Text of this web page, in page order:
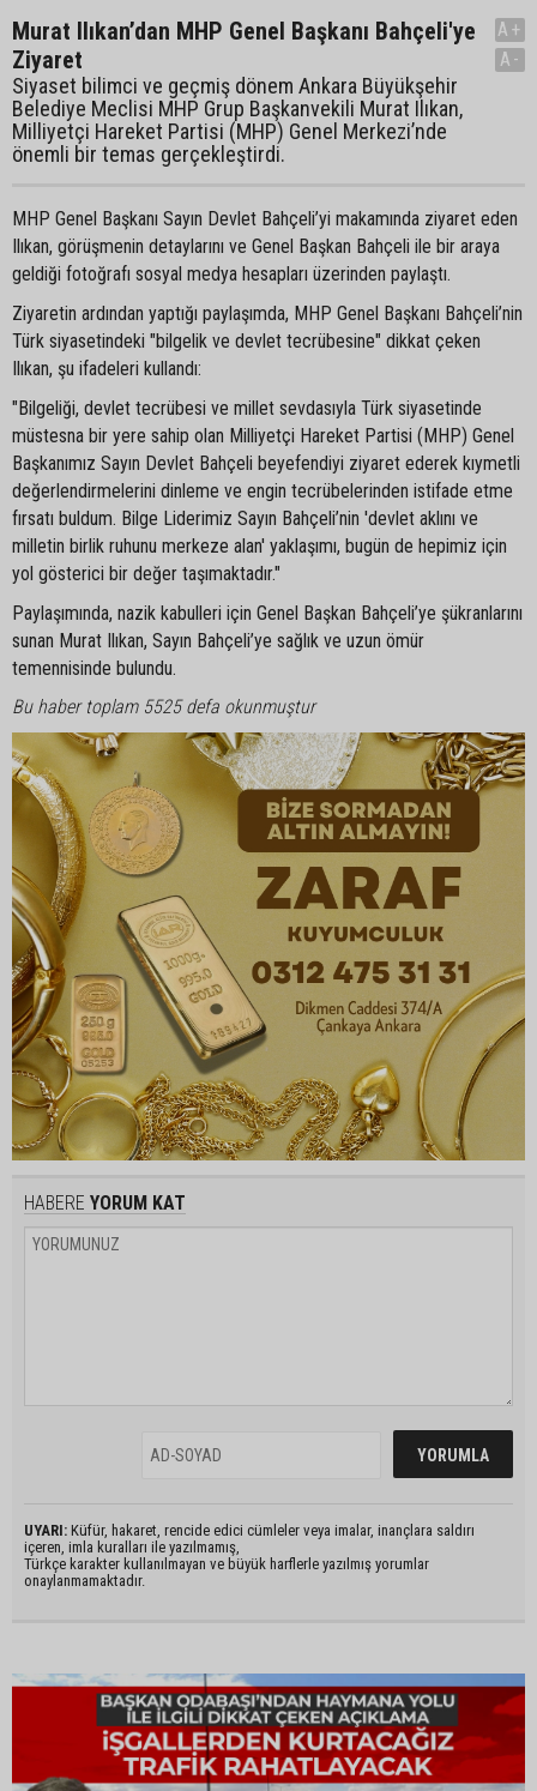
Murat Ilıkan’dan MHP Genel Başkanı Bahçeli'ye
Ziyaret
Siyaset bilimci ve geçmiş dönem Ankara Büyükşehir
Belediye Meclisi MHP Grup Başkanvekili Murat Ilıkan,
Milliyetçi Hareket Partisi (MHP) Genel Merkezi’nde
önemli bir temas gerçekleştirdi.
A+
A-
MHP Genel Başkanı Sayın Devlet Bahçeli’yi makamında ziyaret eden
Ilıkan, görüşmenin detaylarını ve Genel Başkan Bahçeli ile bir araya
geldiği fotoğrafı sosyal medya hesapları üzerinden paylaştı.
Ziyaretin ardından yaptığı paylaşımda, MHP Genel Başkanı Bahçeli’nin
Türk siyasetindeki "bilgelik ve devlet tecrübesine" dikkat çeken
Ilıkan, şu ifadeleri kullandı:
"Bilgeliği, devlet tecrübesi ve millet sevdasıyla Türk siyasetinde
müstesna bir yere sahip olan Milliyetçi Hareket Partisi (MHP) Genel
Başkanımız Sayın Devlet Bahçeli beyefendiyi ziyaret ederek kıymetli
değerlendirmelerini dinleme ve engin tecrübelerinden istifade etme
fırsatı buldum. Bilge Liderimiz Sayın Bahçeli’nin 'devlet aklını ve
milletin birlik ruhunu merkeze alan' yaklaşımı, bugün de hepimiz için
yol gösterici bir değer taşımaktadır."
Paylaşımında, nazik kabulleri için Genel Başkan Bahçeli’ye şükranlarını
sunan Murat Ilıkan, Sayın Bahçeli’ye sağlık ve uzun ömür
temennisinde bulundu.
Bu haber toplam 5525 defa okunmuştur
HABERE YORUM KAT
UYARI: Küfür, hakaret, rencide edici cümleler veya imalar, inançlara saldırı
içeren, imla kuralları ile yazılmamış,
Türkçe karakter kullanılmayan ve büyük harflerle yazılmış yorumlar
onaylanmamaktadır.